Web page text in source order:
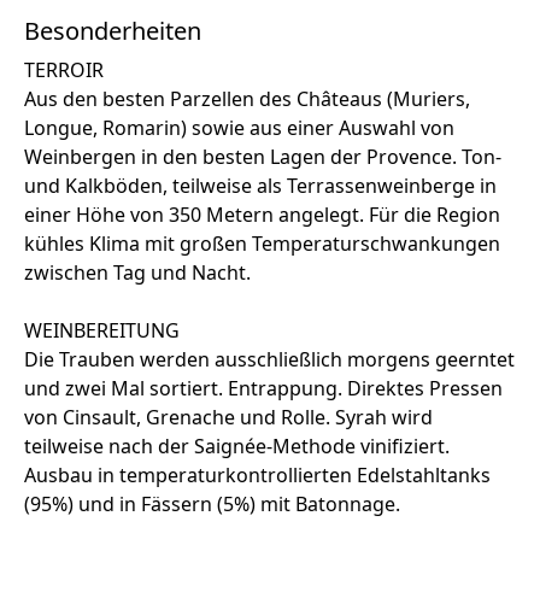
Besonderheiten
TERROIR
Aus den besten Parzellen des Châteaus (Muriers,
Longue, Romarin) sowie aus einer Auswahl von
Weinbergen in den besten Lagen der Provence. Ton-
und Kalkböden, teilweise als Terrassenweinberge in
einer Höhe von 350 Metern angelegt. Für die Region
kühles Klima mit großen Temperaturschwankungen
zwischen Tag und Nacht.
WEINBEREITUNG
Die Trauben werden ausschließlich morgens geerntet
und zwei Mal sortiert. Entrappung. Direktes Pressen
von Cinsault, Grenache und Rolle. Syrah wird
teilweise nach der Saignée-Methode vinifiziert.
Ausbau in temperaturkontrollierten Edelstahltanks
(95%) und in Fässern (5%) mit Batonnage.